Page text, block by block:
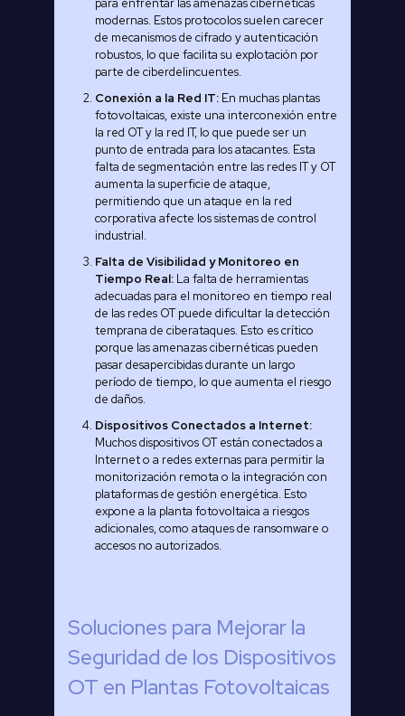
para enfrentar las amenazas cibernéticas
modernas. Estos protocolos suelen carecer
de mecanismos de cifrado y autenticación
robustos, lo que facilita su explotación por
parte de ciberdelincuentes.
Conexión a la Red IT: En muchas plantas
fotovoltaicas, existe una interconexión entre
la red OT y la red IT, lo que puede ser un
punto de entrada para los atacantes. Esta
falta de segmentación entre las redes IT y OT
aumenta la superficie de ataque,
permitiendo que un ataque en la red
corporativa afecte los sistemas de control
industrial.
Falta de Visibilidad y Monitoreo en
Tiempo Real: La falta de herramientas
adecuadas para el monitoreo en tiempo real
de las redes OT puede dificultar la detección
temprana de ciberataques. Esto es crítico
porque las amenazas cibernéticas pueden
pasar desapercibidas durante un largo
período de tiempo, lo que aumenta el riesgo
de daños.
Dispositivos Conectados a Internet:
Muchos dispositivos OT están conectados a
Internet o a redes externas para permitir la
monitorización remota o la integración con
plataformas de gestión energética. Esto
expone a la planta fotovoltaica a riesgos
adicionales, como ataques de ransomware o
accesos no autorizados.
Soluciones para Mejorar la
Seguridad de los Dispositivos
OT en Plantas Fotovoltaicas